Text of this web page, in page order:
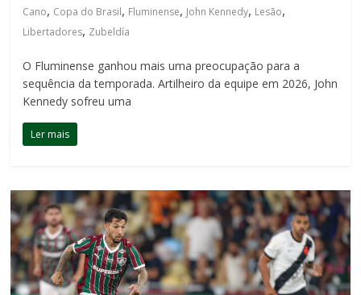
Cano, Copa do Brasil, Fluminense, John Kennedy, Lesão,
Libertadores, Zubeldía
O Fluminense ganhou mais uma preocupação para a
sequência da temporada. Artilheiro da equipe em 2026, John
Kennedy sofreu uma
Ler mais